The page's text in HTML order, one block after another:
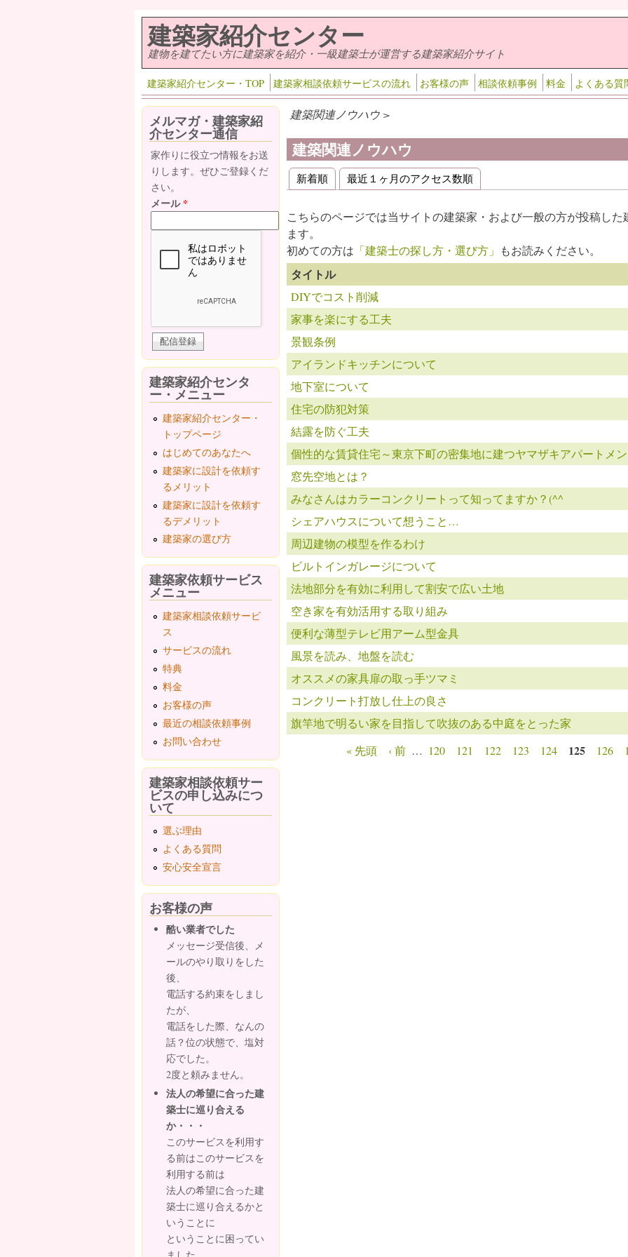
建築家紹介センター
建物を建てたい方に建築家を紹介・一級建築士が運営する建築家紹介サイト
建築家紹介センター・TOP 建築家相談依頼サービスの流れ お客様の声 相談依頼事例 料金 よくある質
建築関連ノウハウ >
建築関連ノウハウ
プライマリータブ
新着順 最近１ヶ月のアクセス数順
こちらのページでは当サイトの建築家・および一般の方が投稿し
ます。
初めての方は 「建築士の探し方・選び方」 もお読みください。
タイトル
DIYでコスト削減
家事を楽にする工夫
景観条例
アイランドキッチンについて
地下室について
住宅の防犯対策
結露を防ぐ工夫
個性的な賃貸住宅～東京下町の密集地に建つヤマザキアパートメ
窓先空地とは？
みなさんはカラーコンクリートって知ってますか？(^^ゞ
シェアハウスについて想うこと…
周辺建物の模型を作るわけ
ビルトインガレージについて
法地部分を有効に利用して割安で広い土地
空き家を有効活用する取り組み
便利な薄型テレビ用アーム型金具
風景を読み、地盤を読む
オススメの家具扉の取っ手ツマミ
コンクリート打放し仕上の良さ
旗竿地で明るい家を目指して吹抜のある中庭をとった家
« 先頭 ‹ 前 … 120 121 122 123 124 125 126
メルマガ・建築家紹
介センター通信
家作りに役立つ情報をお送
りします。ぜひご登録くだ
さい。
メール*
建築家紹介センタ
ー・メニュー
建築家紹介センター・
トップページ
はじめてのあなたへ
建築家に設計を依頼す
るメリット
建築家に設計を依頼す
るデメリット
建築家の選び方
建築家依頼サービス
メニュー
建築家相談依頼サービ
ス
サービスの流れ
特典
料金
お客様の声
最近の相談依頼事例
お問い合わせ
建築家相談依頼サー
ビスの申し込みにつ
いて
選ぶ理由
よくある質問
安心安全宣言
お客様の声
酷い業者でした
メッセージ受信後、メ
ールのやり取りをした
後、
電話する約束をしまし
たが、
電話をした際、なんの
話？位の状態で、塩対
応でした。
2度と頼みません。
法人の希望に合った建
築士に巡り合える
か・・・
このサービスを利用す
る前はこのサービスを
利用する前は
法人の希望に合った建
築士に巡り合えるかと
いうことに
ということに困ってい